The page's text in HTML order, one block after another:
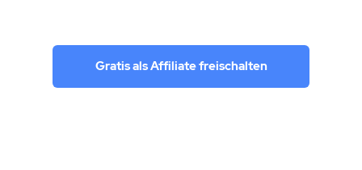
Gratis als Affiliate freischalten